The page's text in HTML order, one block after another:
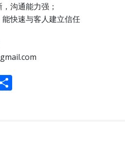
沟通能力强；
快速与客人建立信任